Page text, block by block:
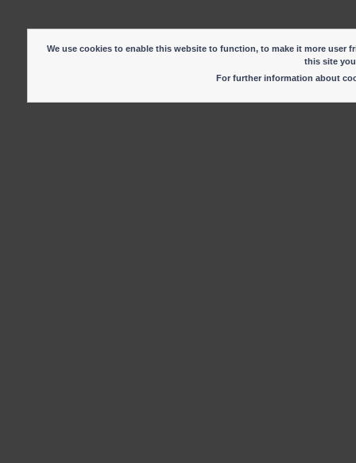
We use cookies to enable this website to function, to make it more
this site
For further information about